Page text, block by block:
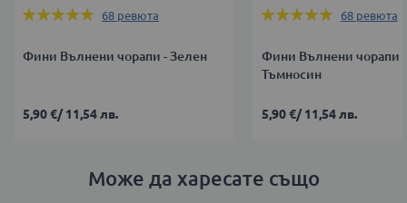
Оценка:
68 ревюта
Фини Вълнени чорапи - Зелен
5,90 €/11,54 лв.
Оценка:
68 ревюта
Фини Вълнени чорапи -
Тъмносин
5,90 €/11,54 лв.
Може да харесате също